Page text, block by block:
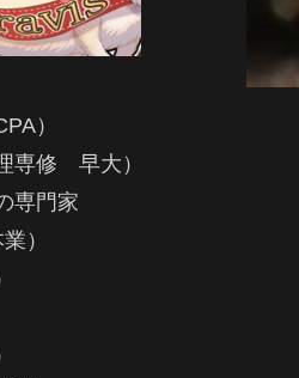
）
専修 早大）
専門家
）